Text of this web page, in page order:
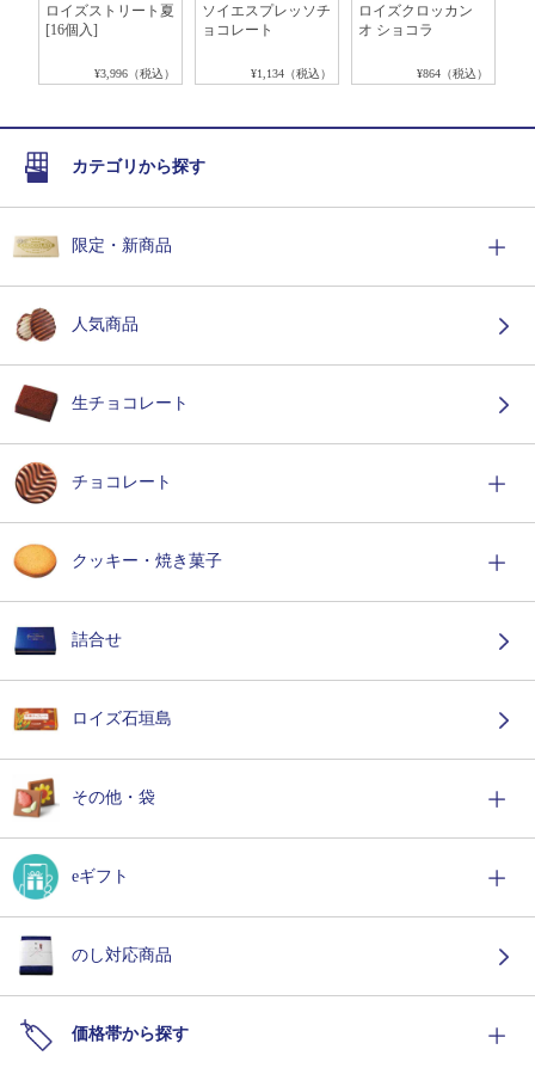
ロイズストリート夏
[16個入]
¥3,996（税込）
ソイエスプレッソチ
ョコレート
¥1,134（税込）
ロイズクロッカン
オ ショコラ
¥864（税込）
カテゴリから探す
限定・新商品
人気商品
生チョコレート
チョコレート
クッキー・焼き菓子
詰合せ
ロイズ石垣島
その他・袋
eギフト
のし対応商品
価格帯から探す